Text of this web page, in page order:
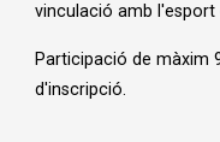
vinculació amb
Participació de màxim
d'inscripció.